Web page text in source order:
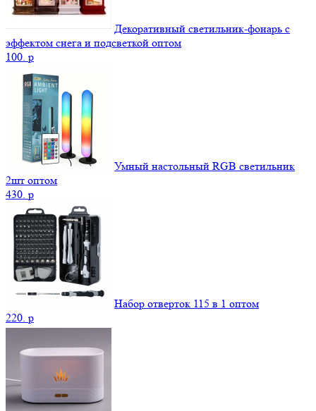
Декоративный светильник-фонарь с
эффектом снега и подсветкой оптом
100. p
Умный настольный RGB светильник
2шт оптом
430. p
Набор отверток 115 в 1 оптом
220. p